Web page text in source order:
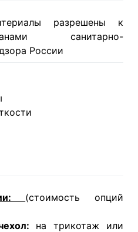
разрешены к
санитарно-
России
(стоимость опций
на трикотаж или